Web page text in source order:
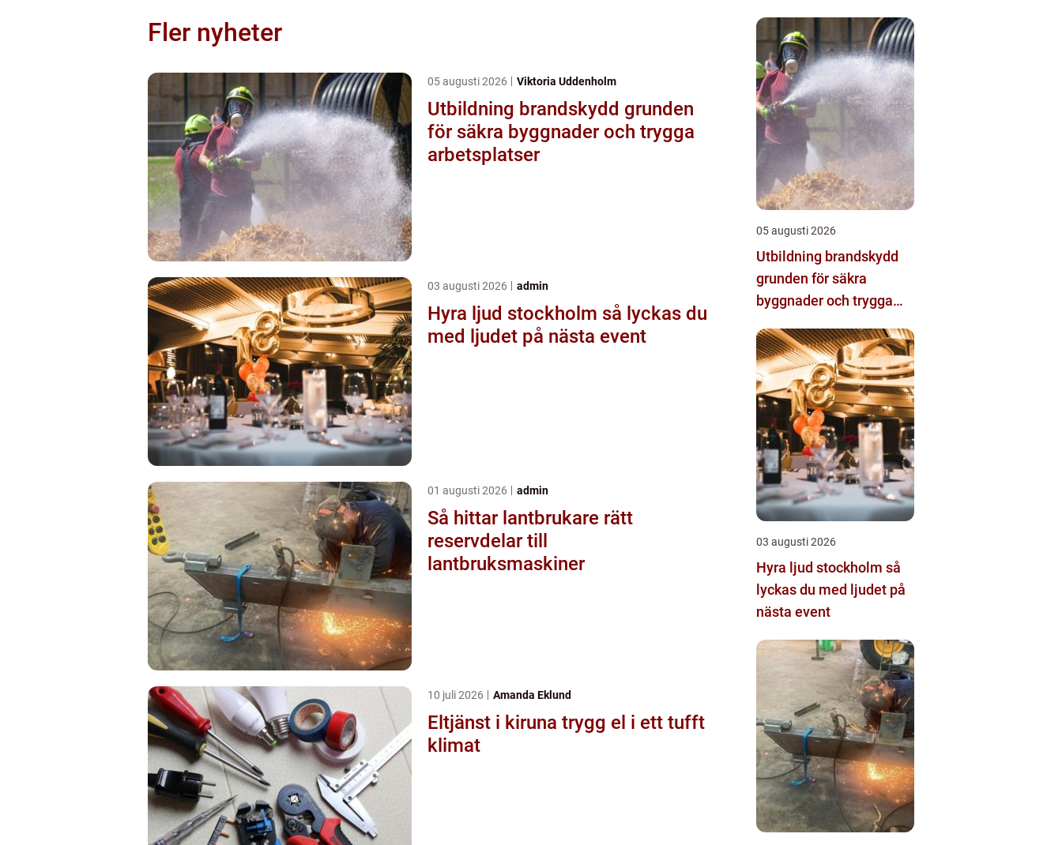
Fler nyheter
05 augusti 2026 Viktoria Uddenholm
Utbildning brandskydd grunden
för säkra byggnader och trygga
arbetsplatser
03 augusti 2026 admin
Hyra ljud stockholm så lyckas du
med ljudet på nästa event
01 augusti 2026 admin
Så hittar lantbrukare rätt
reservdelar till
lantbruksmaskiner
10 juli 2026 Amanda Eklund
Eltjänst i kiruna trygg el i ett tufft
klimat
05 augusti 2026
Utbildning brandskydd
grunden för säkra
byggnader och trygga
03 augusti 2026
Hyra ljud stockholm så
lyckas du med ljudet på
nästa event